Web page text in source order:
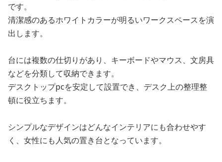
です。
清潔感のあるホワイトカラーが明るいワークスペースを演
出します。
台には複数の仕切りがあり、キーボードやマウス、文房具
などを分類して収納できます。
デスクトップpcを安定して設置でき、デスク上の整理整
頓に役立ちます。
シンプルなデザインはどんなインテリアにも合わせやす
く、女性にも人気の置き台となっています。